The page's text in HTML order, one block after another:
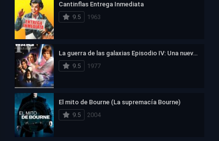
Cantinflas Entrega Inmediata
9.5
1963
La guerra de las galaxias Episodio IV: Una nueva esperanza
9.5
1977
El mito de Bourne (La supremacía Bourne)
9.5
2004